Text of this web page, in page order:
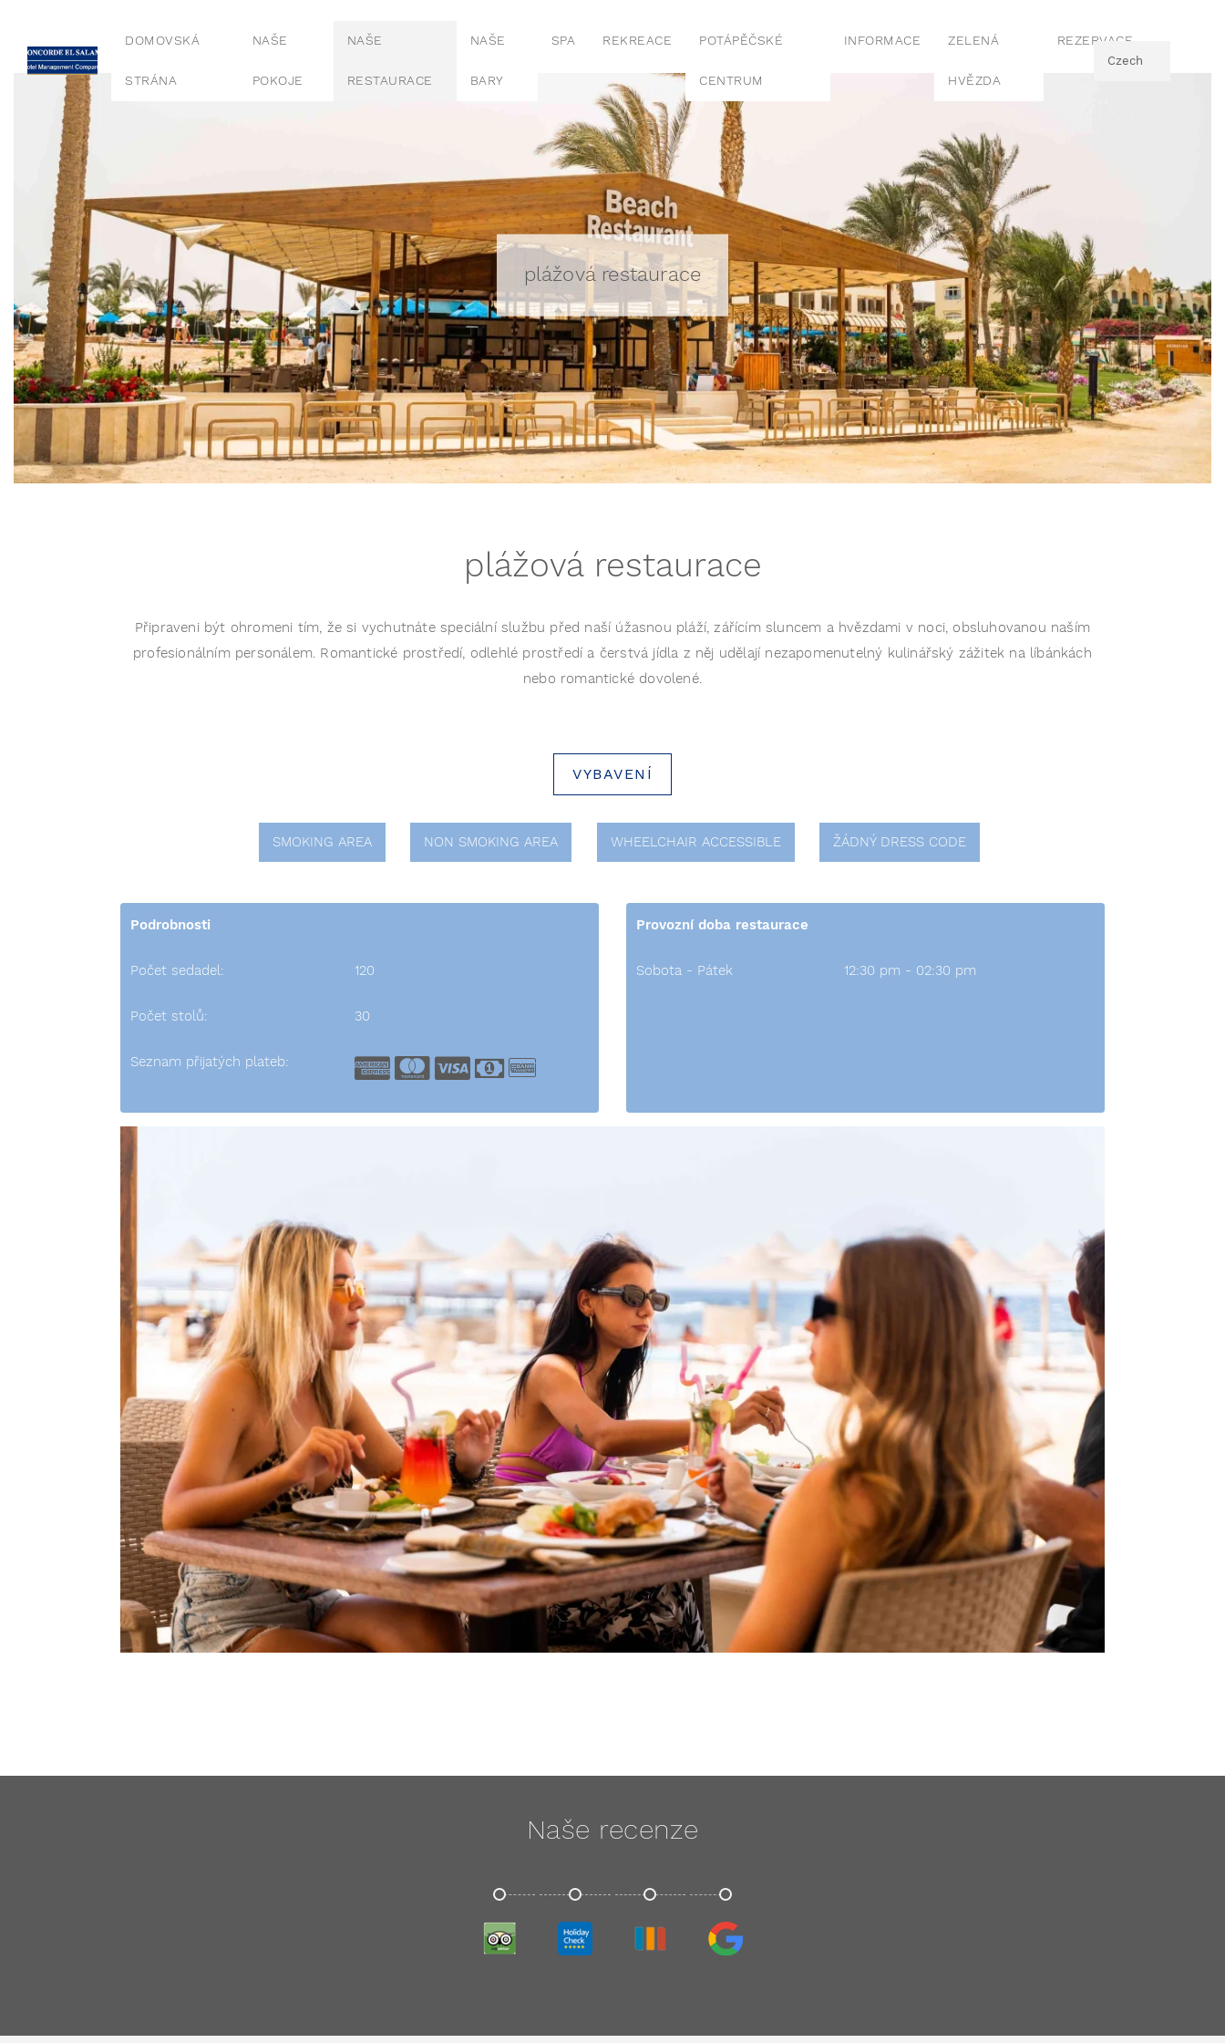
DOMOVSKÁ
STRÁNA
NAŠE
POKOJE
NAŠE
RESTAURACE
NAŠE
BARY
SPA REKREACE POTÁPĚČSKÉ
CENTRUM
INFORMACE ZELENÁ
HVĚZDA
REZERVACE
Czech
PolishCzech
SwedishCzech
DutchCzech
UkranianCzech
plážová restaurace
plážová restaurace
Připraveni být ohromeni tím, že si vychutnáte speciální službu před naší úžasnou pláží, zářícím sluncem a hvězdami v noci, obsluhovanou naším
profesionálním personálem. Romantické prostředí, odlehlé prostředí a čerstvá jídla z něj udělají nezapomenutelný kulinářský zážitek na líbánkách
nebo romantické dovolené.
VYBAVENÍ
SMOKING AREA NON SMOKING AREA WHEELCHAIR ACCESSIBLE ŽÁDNÝ DRESS CODE
Podrobnosti
Počet sedadel: 120
Počet stolů: 30
Seznam přijatých plateb: American Express
Master Card
Visa Cash
Provozní doba restaurace
Sobota - Pátek 12:30 pm - 02:30 pm
Naše recenze